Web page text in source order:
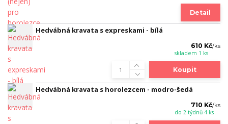
Detail
Hedvábná kravata s expreskami - bílá
610 Kč/ks
skladem 1 ks
Koupit
Hedvábná kravata s horolezcem - modro-šedá
710 Kč/ks
do 2 týdnů 4 ks